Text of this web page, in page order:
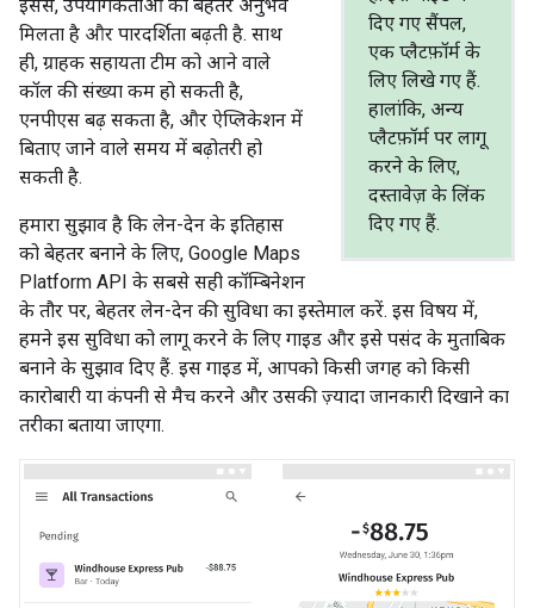
दिए गए सैंपल,
एक प्लैटफ़ॉर्म के
लिए लिखे गए हैं.
हालांकि, अन्य
प्लैटफ़ॉर्म पर लागू
करने के लिए,
दस्तावेज़ के लिंक
दिए गए हैं.
इससे, उपयोगकर्ताओं को बेहतर अनुभव
मिलता है और पारदर्शिता बढ़ती है. साथ
ही, ग्राहक सहायता टीम को आने वाले
कॉल की संख्या कम हो सकती है,
एनपीएस बढ़ सकता है, और ऐप्लिकेशन में
बिताए जाने वाले समय में बढ़ोतरी हो
सकती है.
हमारा सुझाव है कि लेन-देन के इतिहास
को बेहतर बनाने के लिए, Google Maps
Platform API के सबसे सही कॉम्बिनेशन
के तौर पर, बेहतर लेन-देन की सुविधा का इस्तेमाल करें. इस विषय में,
हमने इस सुविधा को लागू करने के लिए गाइड और इसे पसंद के मुताबिक
बनाने के सुझाव दिए हैं. इस गाइड में, आपको किसी जगह को किसी
कारोबारी या कंपनी से मैच करने और उसकी ज़्यादा जानकारी दिखाने का
तरीका बताया जाएगा.